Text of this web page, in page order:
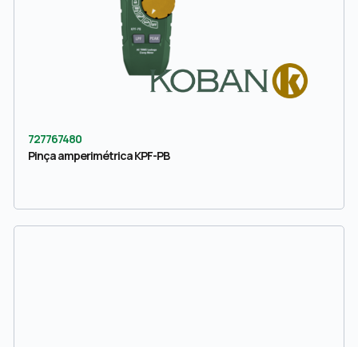
727767480
Pinça amperimétrica KPF-PB